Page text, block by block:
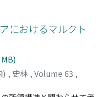
において支配的地位を占
、とりわけ七〇年代末～
下させるにいたった、と
点に達していた。その結
蘆循の乱である。この状
王恭や軍閥の桓玄は、郷
社会の支持を失った結果
人であった劉裕は、土断
進し、郷村社会をリード
朝革命を成し遂げた。す
におけるマルクト
) , 史林 , Volume 63 ,